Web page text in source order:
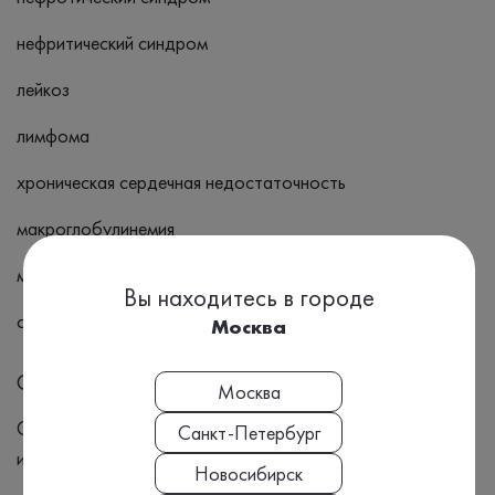
нефритический синдром
лейкоз
лимфома
хроническая сердечная недостаточность
макроглобулинемия
множественная миелома
остеомиелит
Симптомы
Отёки Асцит Слабость и усталость Потеря веса Частые
инфекции
Вы находитесь в городе
Москва
Москва
Санкт-Петербург
Новосибирск